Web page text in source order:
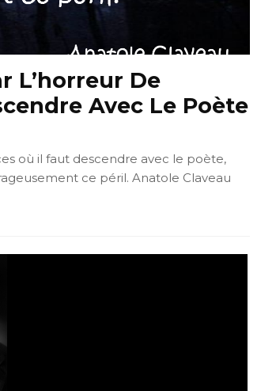
L’horreur De
Avec Le Poète
où il faut descendre avec le poète,
ce péril. Anatole Claveau